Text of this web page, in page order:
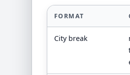
FORMAT
City break